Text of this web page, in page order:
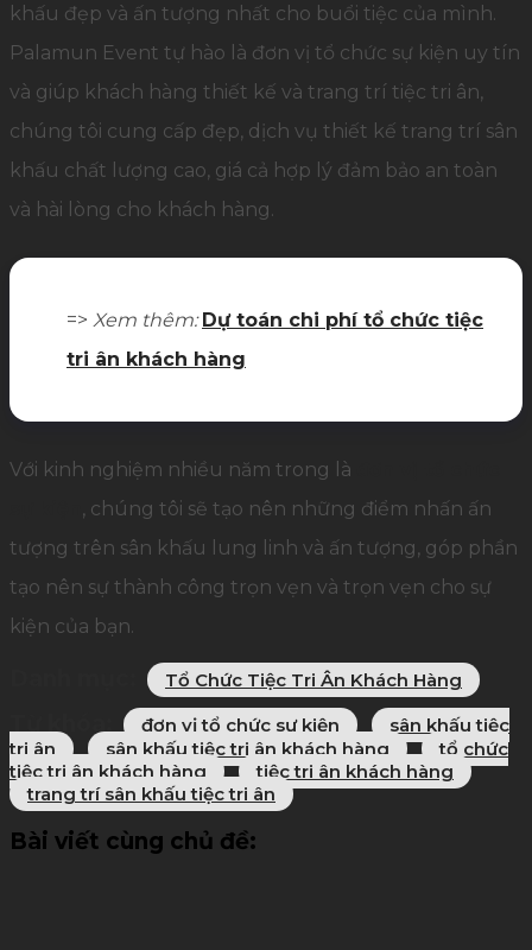
khấu đẹp và ấn tượng nhất cho buổi tiệc của mình.
Palamun Event tự hào là đơn vị tổ chức sự kiện uy tín
và giúp khách hàng thiết kế và trang trí tiệc tri ân,
chúng tôi cung cấp đẹp, dịch vụ thiết kế trang trí sân
khấu chất lượng cao, giá cả hợp lý đảm bảo an toàn
và hài lòng cho khách hàng.
=> Xem thêm: Dự toán chi phí tổ chức tiệc
tri ân khách hàng
Với kinh nghiệm nhiều năm trong là
, chúng tôi sẽ tạo nên những điểm nhấn ấn
tượng trên sân khấu lung linh và ấn tượng, góp phần
tạo nên sự thành công trọn vẹn và trọn vẹn cho sự
kiện của bạn.
Tổ Chức Tiệc Tri Ân Khách Hàng
đơn vị tổ chức sự kiện
sân khấu tiệc
tri ân
sân khấu tiệc tri ân khách hàng
tổ chức
tiệc tri ân khách hàng
tiệc tri ân khách hàng
trang trí sân khấu tiệc tri ân
Bài viết cùng chủ đề: